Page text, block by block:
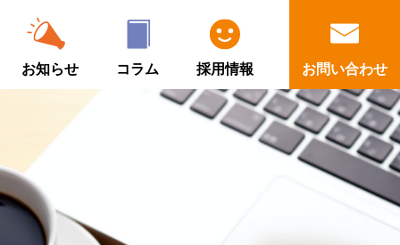
お知らせ コラム 採用情報 お問い合わせ